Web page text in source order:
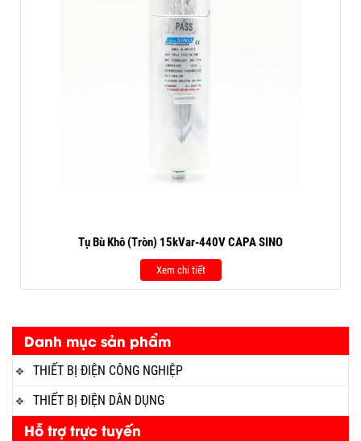
Danh mục sản phẩm
THIẾT BỊ ĐIỆN CÔNG NGHIỆP
THIẾT BỊ ĐIỆN DÂN DỤNG
Hỗ trợ trực tuyến
Tụ Bù Khô (Tròn) 15kVar-440V CAPA SINO
Xem chi tiết